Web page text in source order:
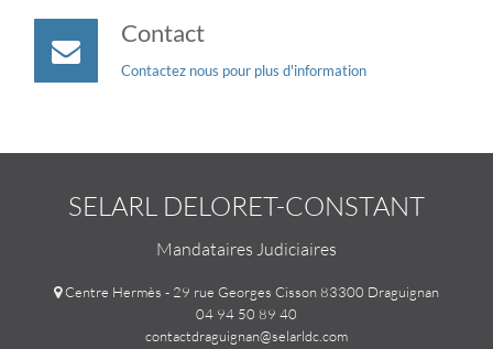
Contact
Contactez nous pour plus d'information
SELARL DELORET-CONSTANT
Mandataires Judiciaires
Centre Hermès - 29 rue Georges Cisson 83300 Draguignan
04 94 50 89 40
contactdraguignan@selarldc.com